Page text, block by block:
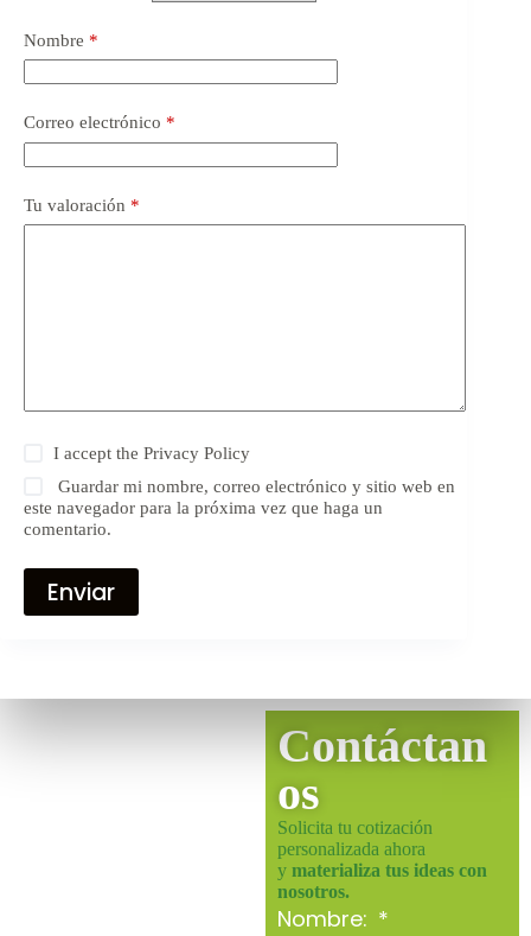
Nombre *
Correo electrónico *
Tu valoración *
I accept thePrivacy Policy
Guardar mi nombre, correo electrónico y sitio web en
este navegador para la próxima vez que haga un
comentario.
Enviar
Contáctan
os
Solicita tu cotización
personalizada ahora
y materializa tus ideas con
nosotros.
Nombre: